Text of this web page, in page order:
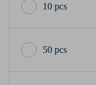
10 pcs
50 pcs